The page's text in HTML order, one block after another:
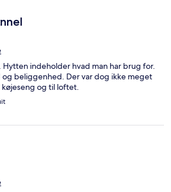
indeholder hvad man har brug for.
beliggenhed. Der var dog ikke meget
og til loftet.